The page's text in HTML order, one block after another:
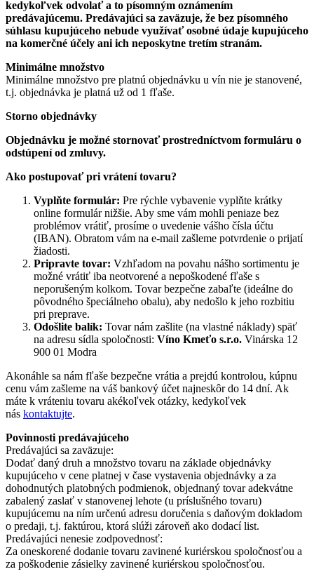
kedykoľvek odvolať a to písomným oznámením
predávajúcemu. Predávajúci sa zaväzuje, že bez písomného
súhlasu kupujúceho nebude využívať osobné údaje kupujúceho
na komerčné účely ani ich neposkytne tretím stranám.
Minimálne množstvo
Minimálne množstvo pre platnú objednávku u vín nie je stanovené,
t.j. objednávka je platná už od 1 fľaše.
Storno objednávky
Objednávku je možné stornovať prostredníctvom formuláru o
odstúpení od zmluvy.
Ako postupovať pri vrátení tovaru?
Vyplňte formulár: Pre rýchle vybavenie vyplňte krátky
online formulár nižšie. Aby sme vám mohli peniaze bez
problémov vrátiť, prosíme o uvedenie vášho čísla účtu
(IBAN). Obratom vám na e-mail zašleme potvrdenie o prijatí
žiadosti.
Pripravte tovar: Vzhľadom na povahu nášho sortimentu je
možné vrátiť iba neotvorené a nepoškodené fľaše s
neporušeným kolkom. Tovar bezpečne zabaľte (ideálne do
pôvodného špeciálneho obalu), aby nedošlo k jeho rozbitiu
pri preprave.
Odošlite balík: Tovar nám zašlite (na vlastné náklady) späť
na adresu sídla spoločnosti: Víno Kmeťo s.r.o. Vinárska 12
900 01 Modra
Akonáhle sa nám fľaše bezpečne vrátia a prejdú kontrolou, kúpnu
cenu vám zašleme na váš bankový účet najneskôr do 14 dní. Ak
máte k vráteniu tovaru akékoľvek otázky, kedykoľvek
nás kontaktujte.
Povinnosti predávajúceho
Predávajúci sa zaväzuje:
Dodať daný druh a množstvo tovaru na základe objednávky
kupujúceho v cene platnej v čase vystavenia objednávky a za
dohodnutých platobných podmienok, objednaný tovar adekvátne
zabalený zaslať v stanovenej lehote (u príslušného tovaru)
kupujúcemu na ním určenú adresu doručenia s daňovým dokladom
o predaji, t.j. faktúrou, ktorá slúži zároveň ako dodací list.
Predávajúci nenesie zodpovednosť:
Za oneskorené dodanie tovaru zavinené kuriérskou spoločnosťou a
za poškodenie zásielky zavinené kuriérskou spoločnosťou.